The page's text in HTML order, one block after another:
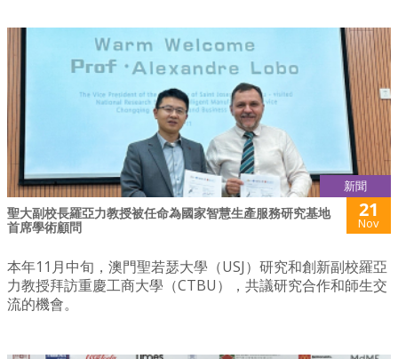
新聞
聖大副校長羅亞力教授被任命為國家智慧生產服務研究基地
首席學術顧問
21
Nov
本年11月中旬，澳門聖若瑟大學（USJ）研究和創新副校羅亞
力教授拜訪重慶工商大學（CTBU），共議研究合作和師生交
流的機會。